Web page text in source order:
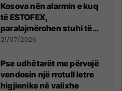
Kosova nën alarmin e kuq
të ESTOFEX,
paralajmërohen stuhi të
fuqishme me breshër dhe
21/07/2026
Pse udhëtarët me përvojë
vendosin një rrotull letre
higjienike në valixhe